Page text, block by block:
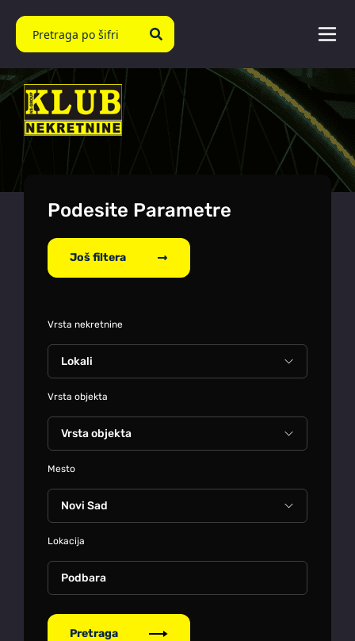
Podesite Parametre
Još filtera
Vrsta nekretnine
Vrsta objekta
Mesto
Lokacija
Podbara
Pretraga